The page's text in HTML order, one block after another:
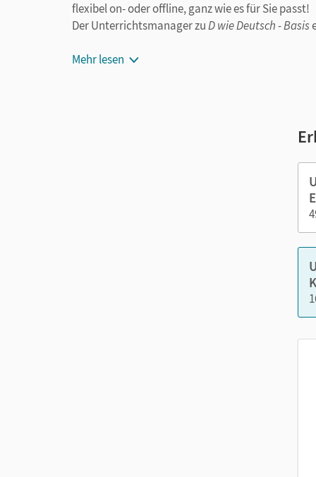
flexibel on- oder offline, ganz wie es für Sie passt!
Der Unterrichtsmanager zuD wie Deutsch - Basis
E-Book
Klassenarbeitsvorschläge auf zwei
Audio-Dateien und Übungen zum
DaZ-Paket: Zusätzliche Schulbuchseiten
Schreiben mit Geländer und zum
Nutzen Sie den Unterrichtsmanager auf
Mehr lesen